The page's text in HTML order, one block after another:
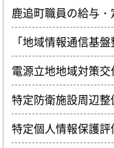
鹿追町職員の給与
「地域情報通信基
電源立地地域対策
特定防衛施設周辺
特定個人情報保護